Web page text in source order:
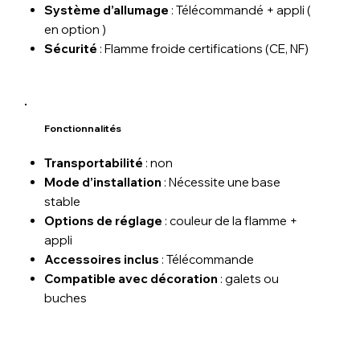
Système d’allumage : Télécommandé + appli (
en option )
Sécurité : Flamme froide certifications (CE, NF)
Fonctionnalités
Transportabilité : non
Mode d’installation : Nécessite une base
stable
Options de réglage : couleur de la flamme +
appli
Accessoires inclus : Télécommande
Compatible avec décoration : galets ou
buches